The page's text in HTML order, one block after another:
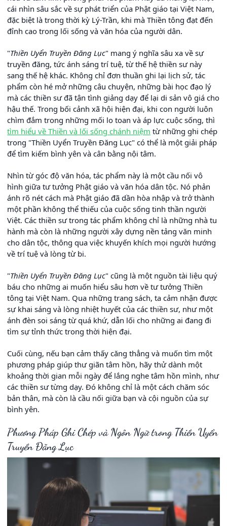
cái nhìn sâu sắc về sự phát triển của Phật giáo tại Việt Nam,
đặc biệt là trong thời kỳ Lý-Trần, khi mà Thiền tông đạt đến
đỉnh cao trong lối sống và văn hóa của người dân.
"Thiền Uyển Truyền Đăng Lục" mang ý nghĩa sâu xa về sự
truyền đăng, tức ánh sáng trí tuệ, từ thế hệ thiền sư này
sang thế hệ khác. Không chỉ đơn thuần ghi lại lịch sử, tác
phẩm còn hé mở những câu chuyện, những bài học đạo lý
mà các thiền sư đã tận tình giảng dạy để lại di sản vô giá cho
hậu thế. Trong bối cảnh xã hội hiện đại, khi con người luôn
chìm đắm trong những mối lo toan và áp lực cuộc sống, thì
tìm hiểu về Thiền và lối sống chánh niệm từ những ghi chép
trong "Thiền Uyển Truyền Đăng Lục" có thể là một giải pháp
để tìm kiếm bình yên và cân bằng nội tâm.
Nhìn từ góc độ văn hóa, tác phẩm này là một cầu nối vô
hình giữa tư tưởng Phật giáo và văn hóa dân tộc. Nó phản
ánh rõ nét cách mà Phật giáo đã dần hòa nhập và trở thành
một phần không thể thiếu của cuộc sống tinh thần người
Việt. Các thiền sư trong tác phẩm không chỉ là những nhà tu
hành mà còn là những người xây dựng nền tảng văn minh
cho dân tộc, thông qua việc khuyến khích mọi người hướng
về trí tuệ và lòng từ bi.
"Thiền Uyển Truyền Đăng Lục" cũng là một nguồn tài liệu quý
báu cho những ai muốn hiểu sâu hơn về tư tưởng Thiền
tông tại Việt Nam. Qua những trang sách, ta cảm nhận được
sự khai sáng và lòng nhiệt huyết của các thiền sư, như một
ánh đèn soi sáng từ quá khứ, dẫn lối cho những ai đang đi
tìm sự tỉnh thức trong thời hiện đại.
Cuối cùng, nếu bạn cảm thấy căng thẳng và muốn tìm một
phương pháp giúp thư giãn tâm hồn, hãy thử dành một
khoảng thời gian mỗi ngày để lắng nghe tâm hồn mình, như
các thiền sư từng dạy. Đó không chỉ là một cách chăm sóc
bản thân, mà còn là cầu nối giữa bạn và cội nguồn của sự
bình yên.
Phương Pháp Ghi Chép và Ngôn Ngữ trong Thiền Uyển
Truyền Đăng Lục